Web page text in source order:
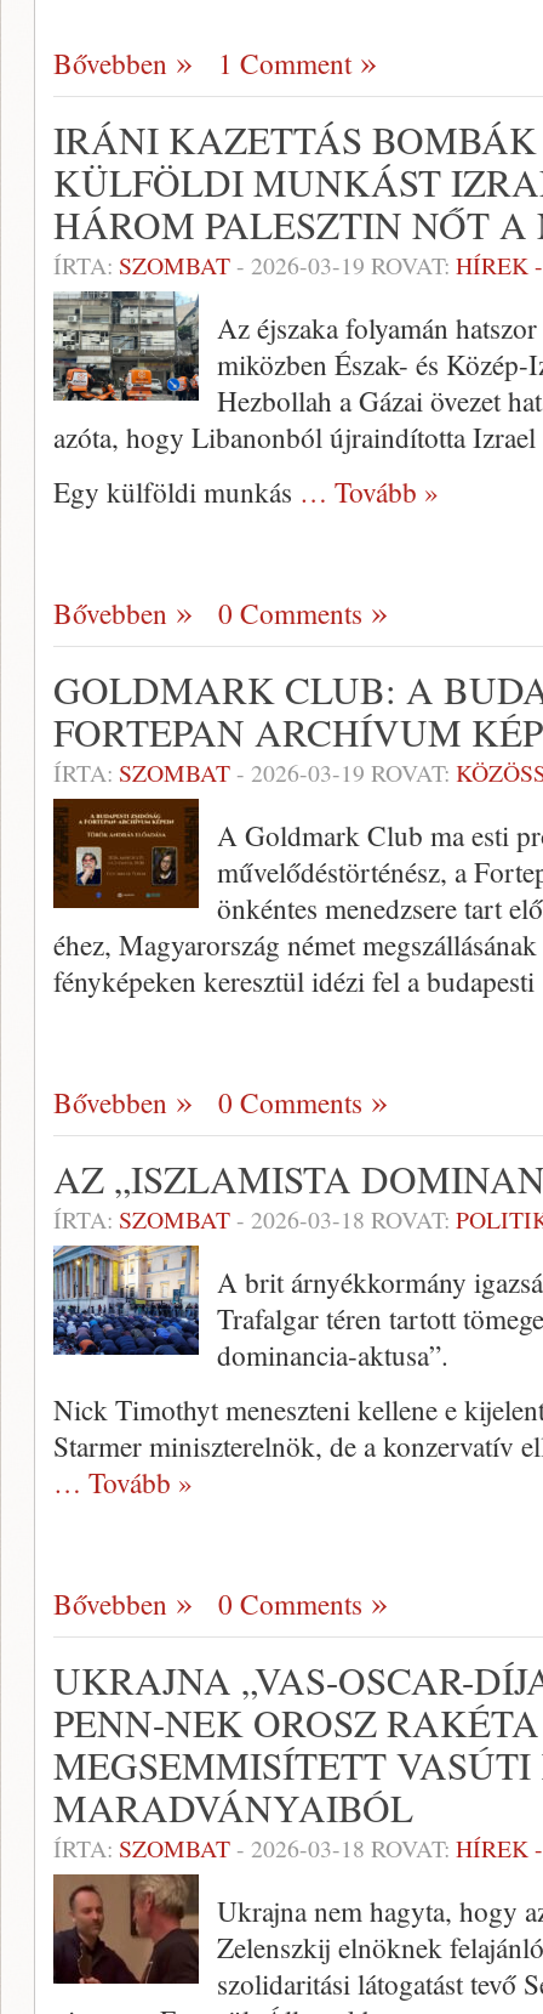
Bővebben 1 Comment
IRÁNI KAZETTÁS
KÜLFÖLDI MUNKÁST
HÁROM PALESZTIN NŐT
ÍRTA: SZOMBAT- 2026-03-19 ROVAT: HÍREK
Az éjszaka folyamán
miközben Észak- és Közép-
Hezbollah a Gázai övezet
azóta, hogy Libanonból újraindította Izrael
Egy külföldi munkás … Tovább »
Bővebben 0 Comments
GOLDMARK CLUB: A
FORTEPAN ARCHÍVUM
ÍRTA: SZOMBAT- 2026-03-19 ROVAT:
A Goldmark Club ma esti
művelődéstörténész, a
önkéntes menedzsere tart
éhez, Magyarország német
fényképeken keresztül idézi fel a budapesti
Bővebben 0 Comments
AZ „ISZLAMISTA
ÍRTA: SZOMBAT- 2026-03-18 ROVAT:
A brit árnyékkormány
Trafalgar téren tartott
dominancia-aktusa”.
Nick Timothyt meneszteni kellene e
Starmer miniszterelnök, de a konzervatív
… Tovább »
Bővebben 0 Comments
UKRAJNA „VAS-OSCAR-
PENN-NEK OROSZ
MEGSEMMISÍTETT VASÚTI
MARADVÁNYAIBÓL
ÍRTA: SZOMBAT- 2026-03-18 ROVAT: HÍREK
Ukrajna nem hagyta, hogy
Zelenszkij elnöknek
szolidaritási látogatást tevő